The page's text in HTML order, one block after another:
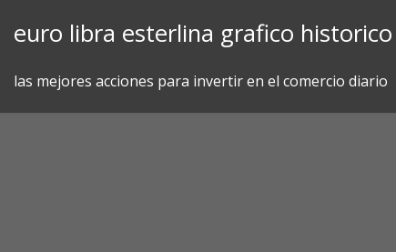
euro libra esterlina grafico historico
las mejores acciones para invertir en el comercio diario